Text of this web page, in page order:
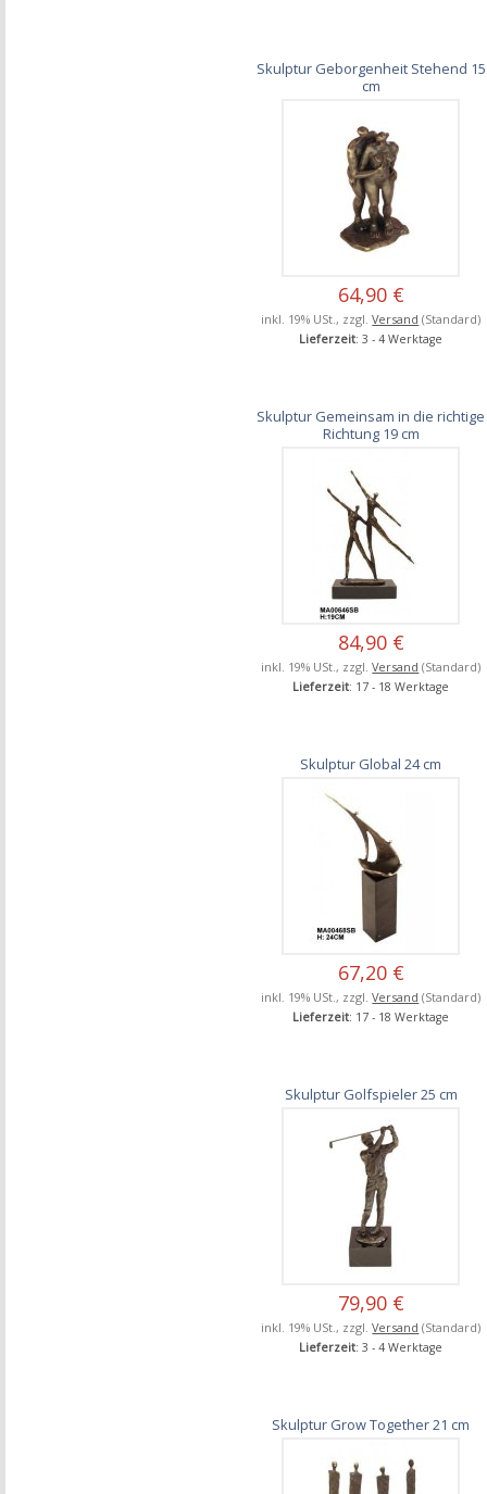
Skulptur Geborgenheit Stehend 15
cm
64,90 €
inkl. 19% USt., zzgl.Versand (Standard)
Lieferzeit: 3 - 4 Werktage
Skulptur Gemeinsam in die richtige
Richtung 19 cm
84,90 €
inkl. 19% USt., zzgl.Versand (Standard)
Lieferzeit: 17 - 18 Werktage
Skulptur Global 24 cm
67,20 €
inkl. 19% USt., zzgl.Versand (Standard)
Lieferzeit: 17 - 18 Werktage
Skulptur Golfspieler 25 cm
79,90 €
inkl. 19% USt., zzgl.Versand (Standard)
Lieferzeit: 3 - 4 Werktage
Skulptur Grow Together 21 cm